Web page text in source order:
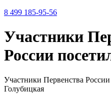
8 499 185-95-56
Участники
России
Участники Первенства
Голубицкая